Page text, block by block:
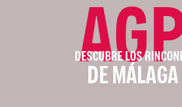
DESCUBRE LOS
DE MÁLAGA